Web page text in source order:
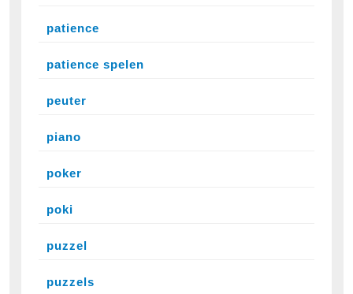
patience
patience spelen
peuter
piano
poker
poki
puzzel
puzzels